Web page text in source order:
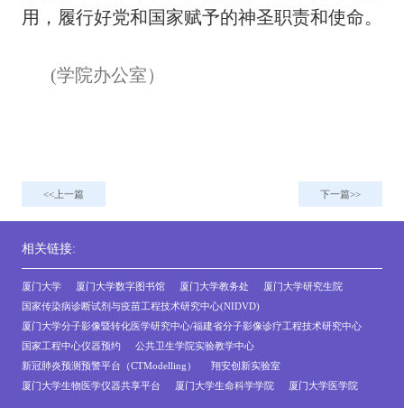
用，履行好党和国家赋予的神圣职责和使命。
(学院办公室）
上一篇 下一篇
相关链接:
厦门大学 厦门大学数字图书馆 厦门大学教务处
厦门大学研究生院
国家传染病诊断试剂与疫苗工程技术研究中心(NIDVD)
厦门大学分子影像暨转化医学研究中心/福建省分子影像诊疗工程技术研究中心
国家工程中心仪器预约
公共卫生学院实验教学中心
新冠肺炎预测预警平台（CTModelling）
翔安创新实验室
厦门大学生物医学仪器共享平台
厦门大学生命科学学院 厦门大学医学院